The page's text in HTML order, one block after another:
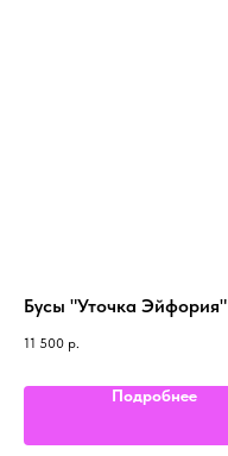
Бусы "Уточка Эйфория"
11 500 р.
Подробнее